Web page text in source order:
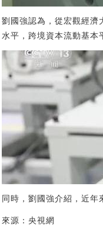
劉國強認為，從宏觀經濟
水平，跨境資本流動基本
同時，劉國強介紹，近年
來源：央視網